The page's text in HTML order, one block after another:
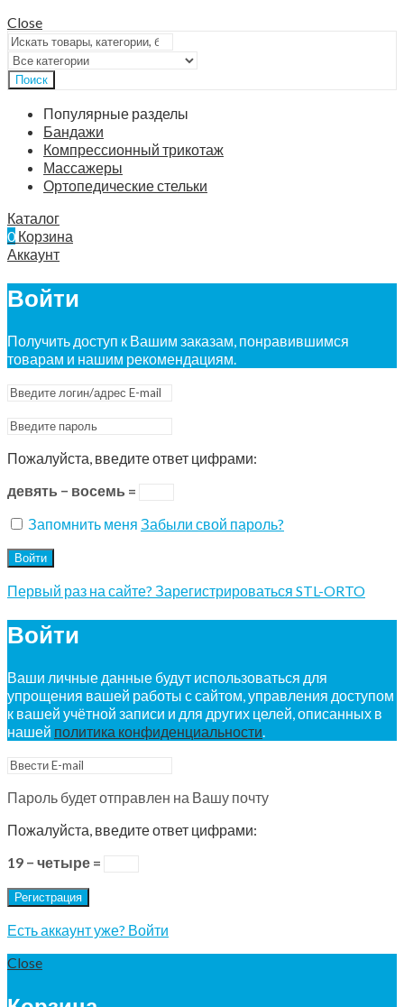
Close
Поиск
Популярные разделы
Бандажи
Компрессионный трикотаж
Массажеры
Ортопедические стельки
Каталог
0 Корзина
Аккаунт
Войти
Получить доступ к Вашим заказам, понравившимся
товарам и нашим рекомендациям.
Пожалуйста, введите ответ цифрами:
девять − восемь =
Запомнить меня Забыли свой пароль?
Войти
Первый раз на сайте? Зарегистрироваться STL-ORTO
Войти
Ваши личные данные будут использоваться для
упрощения вашей работы с сайтом, управления доступом
к вашей учётной записи и для других целей, описанных в
нашей политика конфиденциальности.
Пароль будет отправлен на Вашу почту
Пожалуйста, введите ответ цифрами:
19 − четыре =
Регистрация
Есть аккаунт уже? Войти
Close